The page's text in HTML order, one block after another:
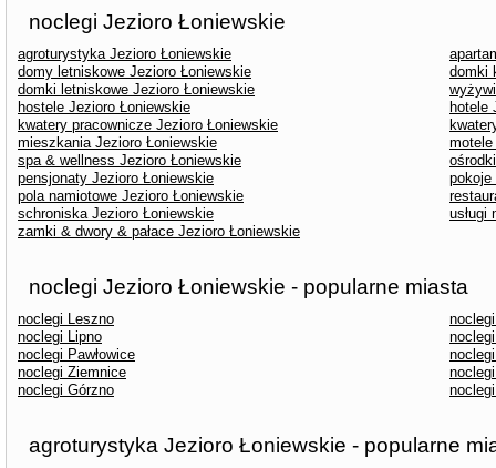
noclegi Jezioro Łoniewskie
agroturystyka Jezioro Łoniewskie
domy letniskowe Jezioro Łoniewskie
domki
domki letniskowe Jezioro Łoniewskie
hostele Jezioro Łoniewskie
hotele
kwatery pracownicze Jezioro Łoniewskie
mieszkania Jezioro Łoniewskie
spa & wellness Jezioro Łoniewskie
pensjonaty Jezioro Łoniewskie
pokoje
pola namiotowe Jezioro Łoniewskie
schroniska Jezioro Łoniewskie
usługi
zamki & dwory & pałace Jezioro Łoniewskie
noclegi Jezioro Łoniewskie - popularne miasta
noclegi Leszno
noclegi Lipno
noclegi Pawłowice
noclegi Ziemnice
noclegi Górzno
agroturystyka Jezioro Łoniewskie - popularne